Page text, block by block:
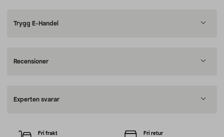
Trygg E-Handel
Recensioner
Experten svarar
Fri frakt Fri retur